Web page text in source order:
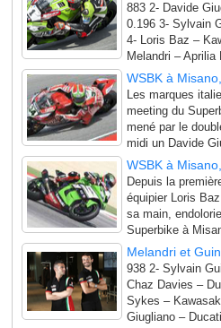
883 2- Davide
0.196 3- Sylvain
4- Loris Baz –
Melandri –
WSBK à
Les marques
meeting du
mené par le
midi un Davide
WSBK à
Depuis la
équipier Loris
sa main,
Superbike à
Melandri et
938 2- Sylvain
Chaz Davies –
Sykes –
Giugliano –